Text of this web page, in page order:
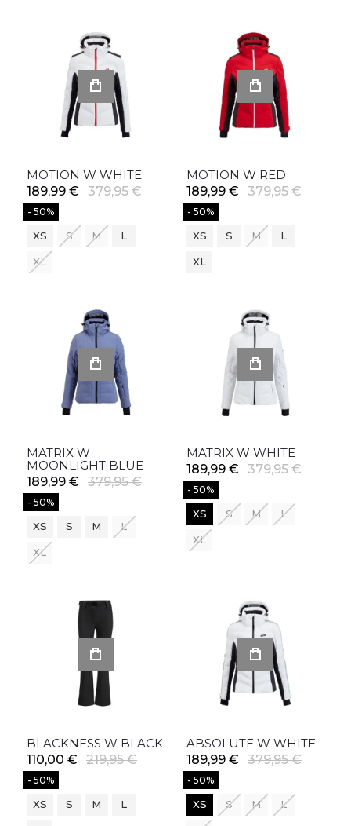
MOTION W WHITE
189,99 €
379,95 €
- 50%
XS S M L
XL
MOTION W RED
189,99 €
379,95 €
- 50%
XS S M L
XL
MATRIX W
MOONLIGHT BLUE
189,99 €
379,95 €
- 50%
XS S M L
XL
MATRIX W WHITE
189,99 €
379,95 €
- 50%
XS S M L
XL
BLACKNESS W BLACK
110,00 €
219,95 €
- 50%
XS S M L
ABSOLUTE W WHITE
189,99 €
379,95 €
- 50%
XS S M L